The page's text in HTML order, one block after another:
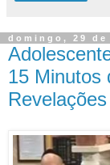
domingo, 29 de
15 Minutos